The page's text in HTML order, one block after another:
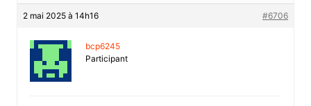
2 mai 2025 à 14h16 #6706
bcp6245
Participant